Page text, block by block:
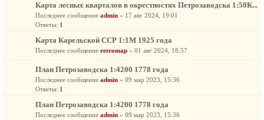
Карта лесных кварталов в окрестностях Петрозаводска 1:50К...
Последнее сообщение admin « 17 авг 2024, 19:01
Ответы: 1
Карта Карельской ССР 1:1М 1925 года
Последнее сообщение retromap « 01 авг 2024, 18:57
План Петрозаводска 1:4200 1778 года
Последнее сообщение admin « 09 мар 2023, 15:36
Ответы: 1
План Петрозаводска 1:4200 1778 года
Последнее сообщение admin « 09 мар 2023, 15:36